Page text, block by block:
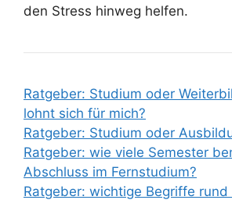
den Stress hinweg helfen.
Ratgeber: Studium oder
lohnt sich für mich?
Ratgeber: Studium oder
Ratgeber: wie viele Semester
Abschluss im Fernstudium?
Ratgeber: wichtige Begriffe rund